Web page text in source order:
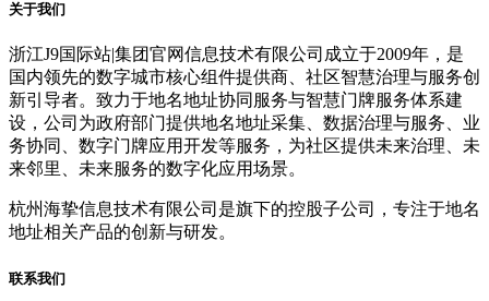
关于我们
浙江J9国际站|集团官网信息技术有限公司成立于2009年，是
国内领先的数字城市核心组件提供商、社区智慧治理与服务创
新引导者。致力于地名地址协同服务与智慧门牌服务体系建
设，公司为政府部门提供地名地址采集、数据治理与服务、业
务协同、数字门牌应用开发等服务，为社区提供未来治理、未
来邻里、未来服务的数字化应用场景。
杭州海挚信息技术有限公司是旗下的控股子公司，专注于地名
地址相关产品的创新与研发。
联系我们